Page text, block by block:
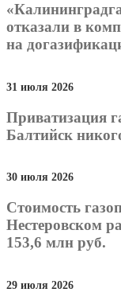
отказали в
на
31 июля 2026
Приватизация
Балтийск
30 июля 2026
Стоимость
Нестеровском
153,6 млн руб.
29 июля 2026